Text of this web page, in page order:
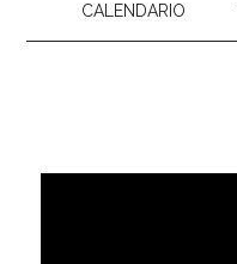
CALENDARIO